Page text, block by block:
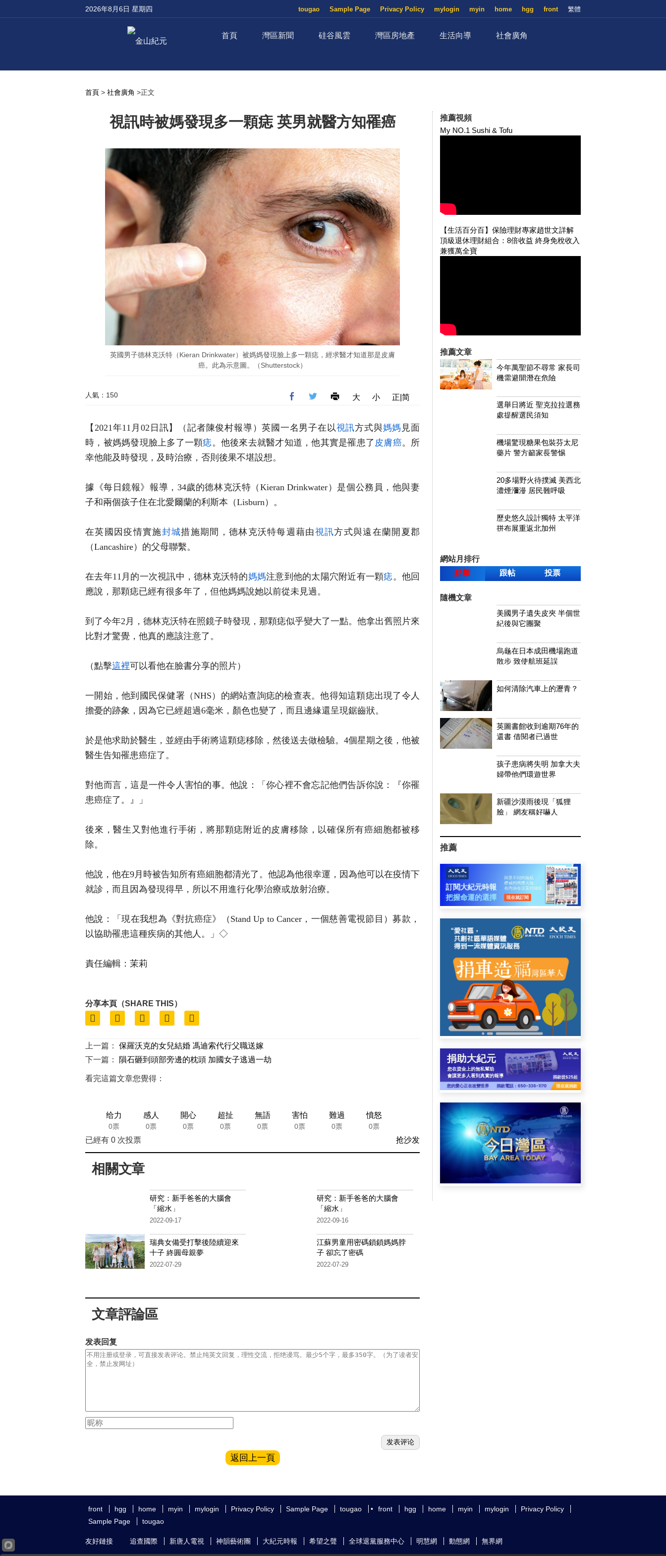
2026年8月6日 星期四 繁體
front
hgg
home
myin
mylogin
Privacy Policy
Sample Page
tougao
首頁 灣區新聞 硅谷風雲 灣區房地產 生活向導 社會廣角
首頁 > 社會廣角 >正文
視訊時被媽發現多一顆痣 英男就醫方知罹癌
英國男子德林克沃特（Kieran Drinkwater）被媽媽發現臉上多一顆痣，經求醫才知道那是皮膚
癌。此為示意圖。（Shutterstock）
人氣：150 大 小 正|简
【2021年11月02日訊】（記者陳俊村報導）英國一名男子在以視訊方式與媽媽 見面
時，被媽媽發現臉上多了一顆痣 。他後來去就醫才知道，他其實是罹患了 皮膚癌。所
幸他能及時發現，及時治療，否則後果不堪設想。
據《每日鏡報》報導，34歲的德林克沃特（Kieran Drinkwater）是個公務員，他與妻
子和兩個孩子住在北愛爾蘭的利斯本（Lisburn）。
在英國因疫情實施封城措施期間，德林克沃特每週藉由視訊方式與遠在蘭開夏郡
（Lancashire）的父母聯繫。
在去年11月的一次視訊中，德林克沃特的媽媽注意到他的太陽穴附近有一顆痣 。他回
應說，那顆痣已經有很多年了，但他媽媽說她以前從未見過。
到了今年2月，德林克沃特在照鏡子時發現，那顆痣似乎變大了一點。他拿出舊照片來
比對才驚覺，他真的應該注意了。
（點擊這裡可以看他在臉書分享的照片）
一開始，他到國民保健署（NHS）的網站查詢痣的檢查表。他得知這顆痣出現了令人
擔憂的跡象，因為它已經超過6毫米，顏色也變了，而且邊緣還呈現鋸齒狀。
於是他求助於醫生，並經由手術將這顆痣移除，然後送去做檢驗。4個星期之後，他被
醫生告知罹患癌症了。
對他而言，這是一件令人害怕的事。他說：「你心裡不會忘記他們告訴你說：『你罹
患癌症了。』」
後來，醫生又對他進行手術，將那顆痣附近的皮膚移除，以確保所有癌細胞都被移
除。
他說，他在9月時被告知所有癌細胞都清光了。他認為他很幸運，因為他可以在疫情下
就診，而且因為發現得早，所以不用進行化學治療或放射治療。
他說：「現在我想為《對抗癌症》（Stand Up to Cancer，一個慈善電視節目）募款，
以協助罹患這種疾病的其他人。」◇
責任編輯：茉莉
分享本頁（SHARE THIS）
上一篇：
保羅沃克的女兒結婚 馮迪索代行父職送嫁
下一篇：
隕石砸到頭部旁邊的枕頭 加國女子逃過一劫
看完這篇文章您覺得：
给力
0票
感人
0票
開心
0票
超扯
0票
無語
0票
害怕
0票
難過
0票
憤怒
0票
已經有 0 次投票 抢沙发
相關文章
研究：新手爸爸的大腦會
「縮水」
2022-09-17
研究：新手爸爸的大腦會
「縮水」
2022-09-16
瑞典女備受打擊後陸續迎來
十子 終圓母親夢
2022-07-29
江蘇男童用密碼鎖鎖媽媽脖
子 卻忘了密碼
2022-07-29
文章評論區
发表回复
返回上一頁
推薦視頻
My NO.1 Sushi & Tofu
【生活百分百】保險理財專家趙世文詳解
頂級退休理財組合：8倍收益 終身免稅收入
兼獲萬全寶
推薦文章
今年萬聖節不尋常 家長司
機需避開潛在危險
選舉日將近 聖克拉拉選務
處提醒選民須知
機場驚現糖果包裝芬太尼
藥片 警方籲家長警惕
20多場野火待撲滅 美西北
濃煙瀰漫 居民難呼吸
歷史悠久設計獨特 太平洋
拼布展重返北加州
網站月排行
點擊
跟帖 投票
隨機文章
美國男子遺失皮夾 半個世
紀後與它團聚
烏龜在日本成田機場跑道
散步 致使航班延誤
如何清除汽車上的瀝青？
英圖書館收到逾期76年的
還書 借閱者已過世
孩子患病將失明 加拿大夫
婦帶他們環遊世界
新疆沙漠雨後現「狐狸
臉」 網友稱好嚇人
推薦
front hgg home myin mylogin Privacy Policy Sample Page tougao • front hgg home myin mylogin
Privacy Policy
Sample Page
tougao
友好鏈接 追查國際 新唐人電視 神韻藝術團 大紀元時報 希望之聲 全球退黨服務中心 明慧網 動態網 無界網